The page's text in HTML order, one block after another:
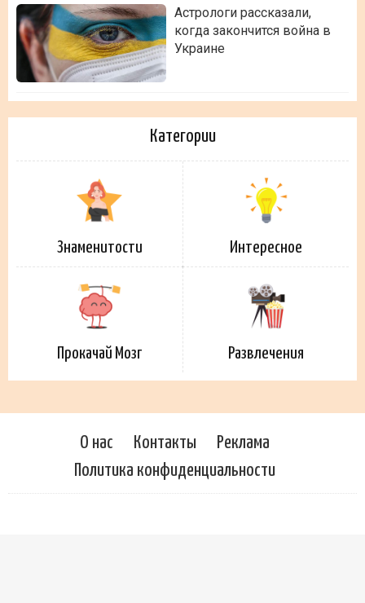
Астрологи рассказали,
когда закончится война в
Украине
Категории
Знаменитости Интересное
Прокачай Мозг Развлечения
О нас Контакты
Реклама
Политика конфиденциальности